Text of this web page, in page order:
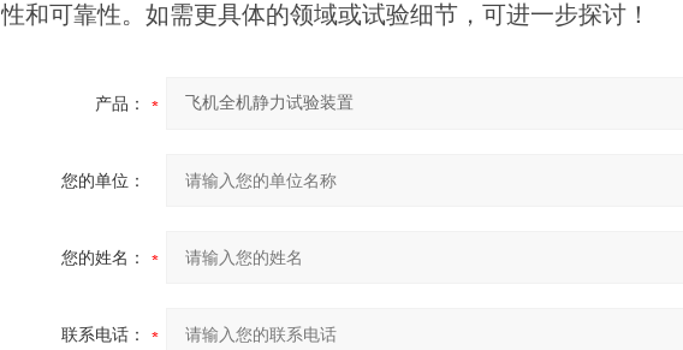
性和可靠性。如需更具体的领域或试验细节，可进一步探讨！
产品：
您的单位：
您的姓名：
联系电话：